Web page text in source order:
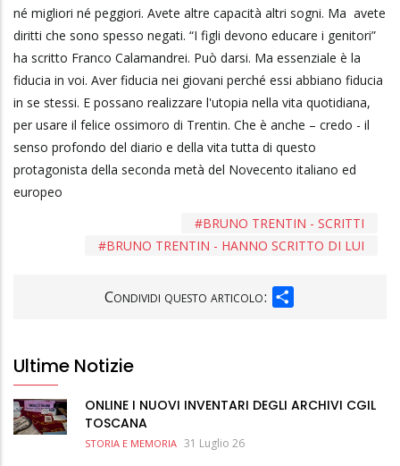
né migliori né peggiori. Avete altre capacità altri sogni. Ma avete
diritti che sono spesso negati. “I figli devono educare i genitori”
ha scritto Franco Calamandrei. Può darsi. Ma essenziale è la
fiducia in voi. Aver fiducia nei giovani perché essi abbiano fiducia
in se stessi. E possano realizzare l'utopia nella vita quotidiana,
per usare il felice ossimoro di Trentin. Che è anche – credo - il
senso profondo del diario e della vita tutta di questo
protagonista della seconda metà del Novecento italiano ed
europeo
BRUNO TRENTIN - SCRITTI
BRUNO TRENTIN - HANNO SCRITTO DI LUI
Condividi questo articolo:
Ultime Notizie
ONLINE I NUOVI INVENTARI DEGLI ARCHIVI CGIL
TOSCANA
STORIA E MEMORIA 31 Luglio 26